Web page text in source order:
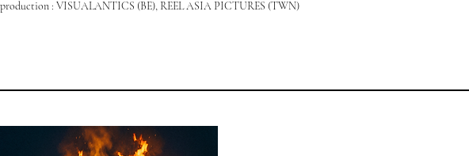
: VISUALANTICS (BE), REEL ASIA PICTURES (TWN)